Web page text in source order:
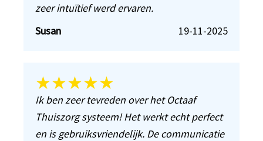
zeer intuïtief werd ervaren.
Susan
19-11-2025
★★★★★
Ik ben zeer tevreden over het Octaaf
Thuiszorg systeem! Het werkt echt perfect
en is gebruiksvriendelijk. De communicatie